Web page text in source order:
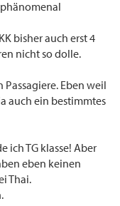
bisher auch erst 4
nicht so dolle.
Eben weil
auch ein bestimmtes
ich TG klasse! Aber
eben keinen
Thai.